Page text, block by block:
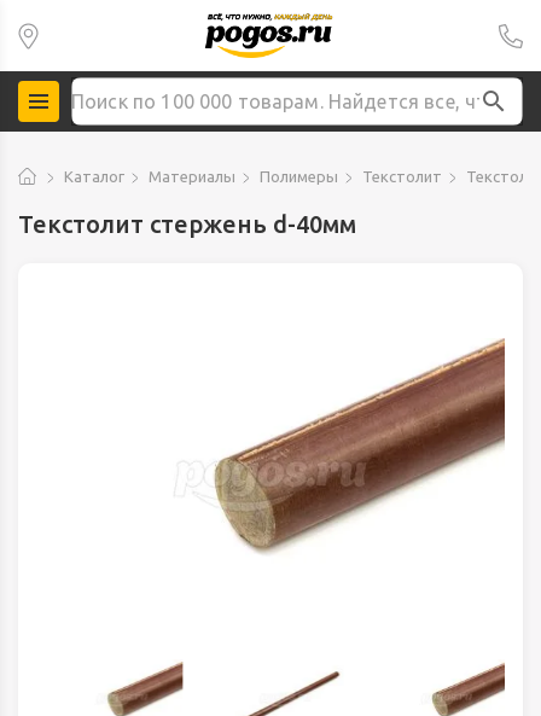
Каталог Материалы Полимеры Текстолит
Текстолит стержень d-40мм